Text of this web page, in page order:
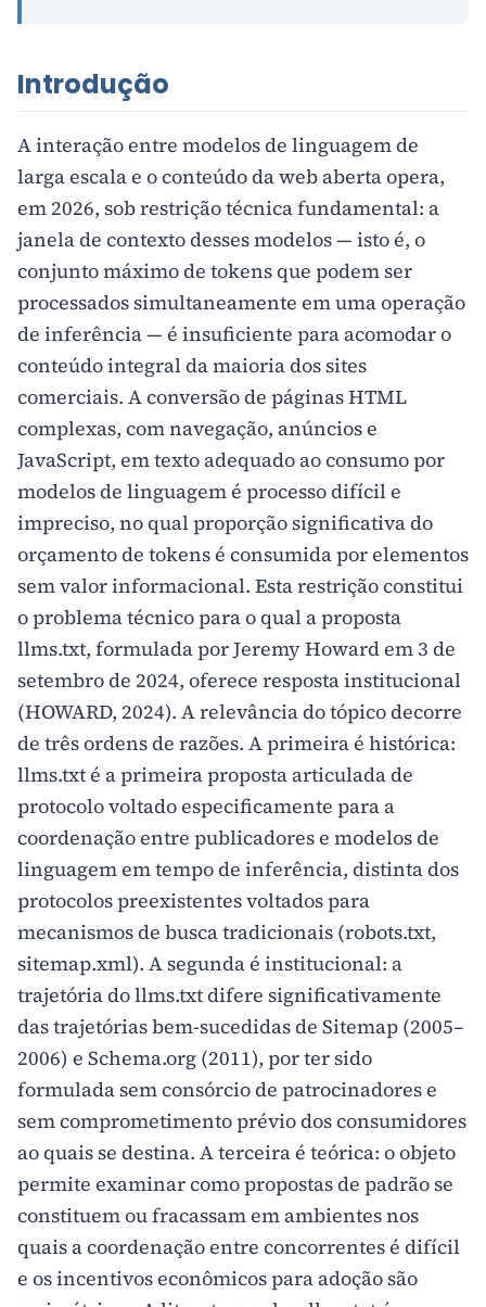
Introdução
A interação entre modelos de linguagem de
larga escala e o conteúdo da web aberta opera,
em 2026, sob restrição técnica fundamental: a
janela de contexto desses modelos — isto é, o
conjunto máximo de tokens que podem ser
processados simultaneamente em uma operação
de inferência — é insuficiente para acomodar o
conteúdo integral da maioria dos sites
comerciais. A conversão de páginas HTML
complexas, com navegação, anúncios e
JavaScript, em texto adequado ao consumo por
modelos de linguagem é processo difícil e
impreciso, no qual proporção significativa do
orçamento de tokens é consumida por elementos
sem valor informacional. Esta restrição constitui
o problema técnico para o qual a proposta
llms.txt, formulada por Jeremy Howard em 3 de
setembro de 2024, oferece resposta institucional
(HOWARD, 2024). A relevância do tópico decorre
de três ordens de razões. A primeira é histórica:
llms.txt é a primeira proposta articulada de
protocolo voltado especificamente para a
coordenação entre publicadores e modelos de
linguagem em tempo de inferência, distinta dos
protocolos preexistentes voltados para
mecanismos de busca tradicionais (robots.txt,
sitemap.xml). A segunda é institucional: a
trajetória do llms.txt difere significativamente
das trajetórias bem-sucedidas de Sitemap (2005–
2006) e Schema.org (2011), por ter sido
formulada sem consórcio de patrocinadores e
sem comprometimento prévio dos consumidores
ao quais se destina. A terceira é teórica: o objeto
permite examinar como propostas de padrão se
constituem ou fracassam em ambientes nos
quais a coordenação entre concorrentes é difícil
e os incentivos econômicos para adoção são